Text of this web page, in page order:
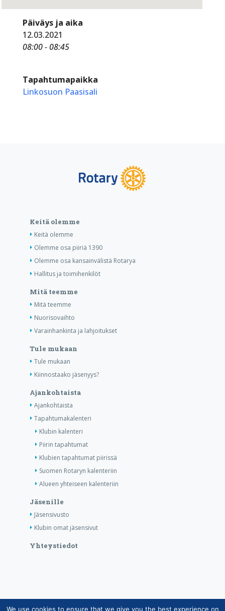
Päiväys ja aika
12.03.2021
08:00 - 08:45
Tapahtumapaikka
Linkosuon Paasisali
Keitä olemme
Keitä olemme
Olemme osa piiriä 1390
Olemme osa kansainvälistä Rotarya
Hallitus ja toimihenkilöt
Mitä teemme
Mitä teemme
Nuorisovaihto
Varainhankinta ja lahjoitukset
Tule mukaan
Tule mukaan
Kiinnostaako jäsenyys?
Ajankohtaista
Ajankohtaista
Tapahtumakalenteri
Klubin kalenteri
Piirin tapahtumat
Klubien tapahtumat piirissä
Suomen Rotaryn kalenteriin
Alueen yhteiseen kalenteriin
Jäsenille
Jäsensivusto
Klubin omat jäsensivut
Yhteystiedot
We use cookies to ensure that we give you the best experience on